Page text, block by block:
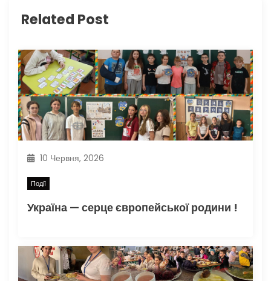
п
с
і
в
Related Post
10 Червня, 2026
Події
Україна — серце європейської родини !